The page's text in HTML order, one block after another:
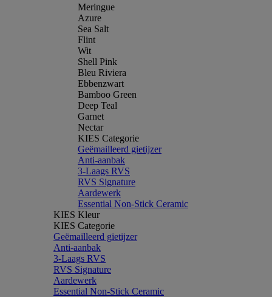
Meringue
Azure
Sea Salt
Flint
Wit
Shell Pink
Bleu Riviera
Ebbenzwart
Bamboo Green
Deep Teal
Garnet
Nectar
KIES Categorie
Geëmailleerd gietijzer
Anti-aanbak
3-Laags RVS
RVS Signature
Aardewerk
Essential Non-Stick Ceramic
KIES Kleur
KIES Categorie
Geëmailleerd gietijzer
Anti-aanbak
3-Laags RVS
RVS Signature
Aardewerk
Essential Non-Stick Ceramic